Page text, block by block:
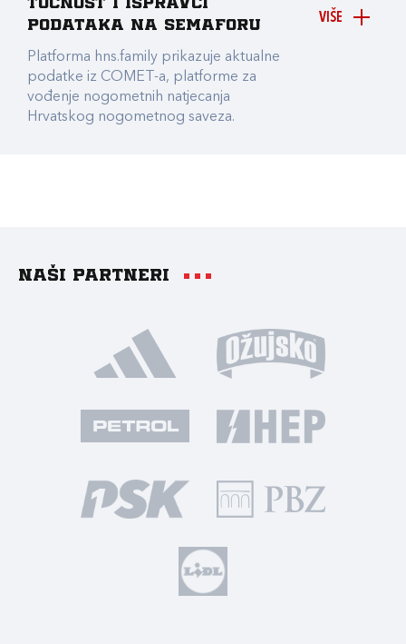
VIŠE
točnost i ispravci
podataka na Semaforu
Platforma hns.family prikazuje aktualne
podatke iz COMET-a, platforme za
vođenje nogometnih natjecanja
Hrvatskog nogometnog saveza.
Naši partneri